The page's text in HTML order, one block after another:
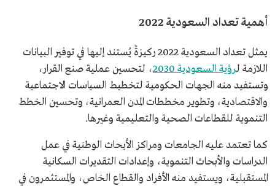
أهمية تعداد السعودية 2022
يمثل تعداد السعودية 2022 ركيزةً يُستند إليها في توفير البيانات
اللازمة لرؤية السعودية 2030
، لتحسين عملية صنع القرار،
وتستفيد منه الجهات الحكومية لتخطيط السياسات الاجتماعية
والاقتصادية، وتطوير مخططات المدن العمرانية، وتحسين الخطط
التنموية للقطاعات الصحية والتعليمية وغيرها.
كما تعتمد عليه الجامعات ومراكز الأبحاث الوطنية في عمل
الدراسات والأبحاث التنموية، وإعدادات التقديرات السكانية
المستقبلية، ويستفيد منه الأفراد والقطاع الخاص، والمستثمرون في